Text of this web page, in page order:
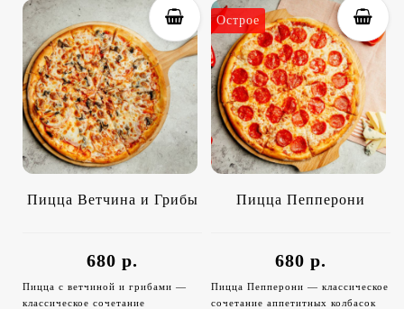
Пицца Ветчина и Грибы
680 р.
Пицца с ветчиной и грибами —
классическое сочетание
Острое
Пицца Пепперони
680 р.
Пицца Пепперони — классическое
сочетание аппетитных колбасок